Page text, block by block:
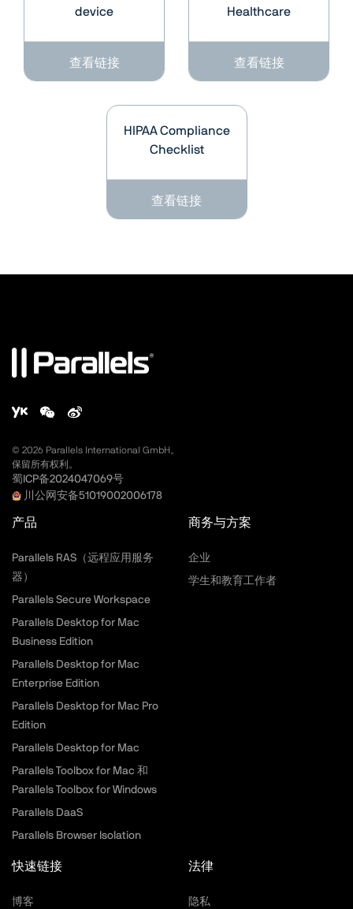
device
查看链接
Healthcare
查看链接
HIPAA Compliance
Checklist
查看链接
© 2026 Parallels International GmbH。
保留所有权利。
蜀ICP备2024047069号
川公网安备51019002006178
产品
Parallels RAS（远程应用服务
器）
Parallels Secure Workspace
Parallels Desktop for Mac
Business Edition
Parallels Desktop for Mac
Enterprise Edition
Parallels Desktop for Mac Pro
Edition
Parallels Desktop for Mac
Parallels Toolbox for Mac 和
Parallels Toolbox for Windows
Parallels DaaS
Parallels Browser Isolation
商务与方案
企业
学生和教育工作者
快速链接
博客
法律
隐私